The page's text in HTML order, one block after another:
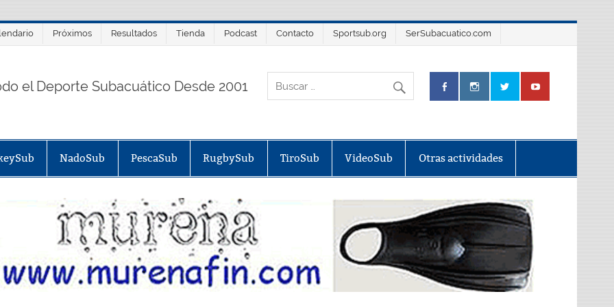
Próximos Resultados Tienda Podcast Contacto Sportsub.org SerSubacuatico.com
el Deporte Subacuático Desde 2001
NadoSub PescaSub RugbySub TiroSub VideoSub Otras actividades